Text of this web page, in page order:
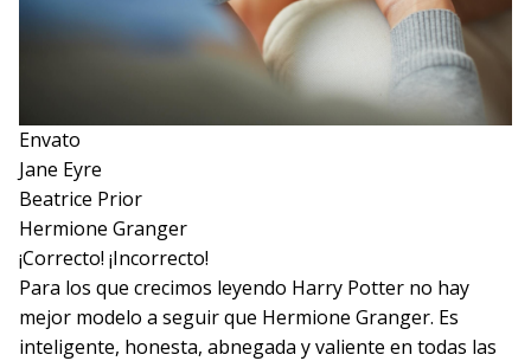
Envato
Jane Eyre
Beatrice Prior
Hermione Granger
¡Correcto! ¡Incorrecto!
Para los que crecimos leyendo Harry Potter no hay
mejor modelo a seguir que Hermione Granger. Es
inteligente, honesta, abnegada y valiente en todas las